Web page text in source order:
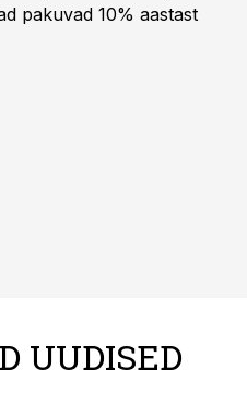
pakuvad 10% aastast
UUDISED